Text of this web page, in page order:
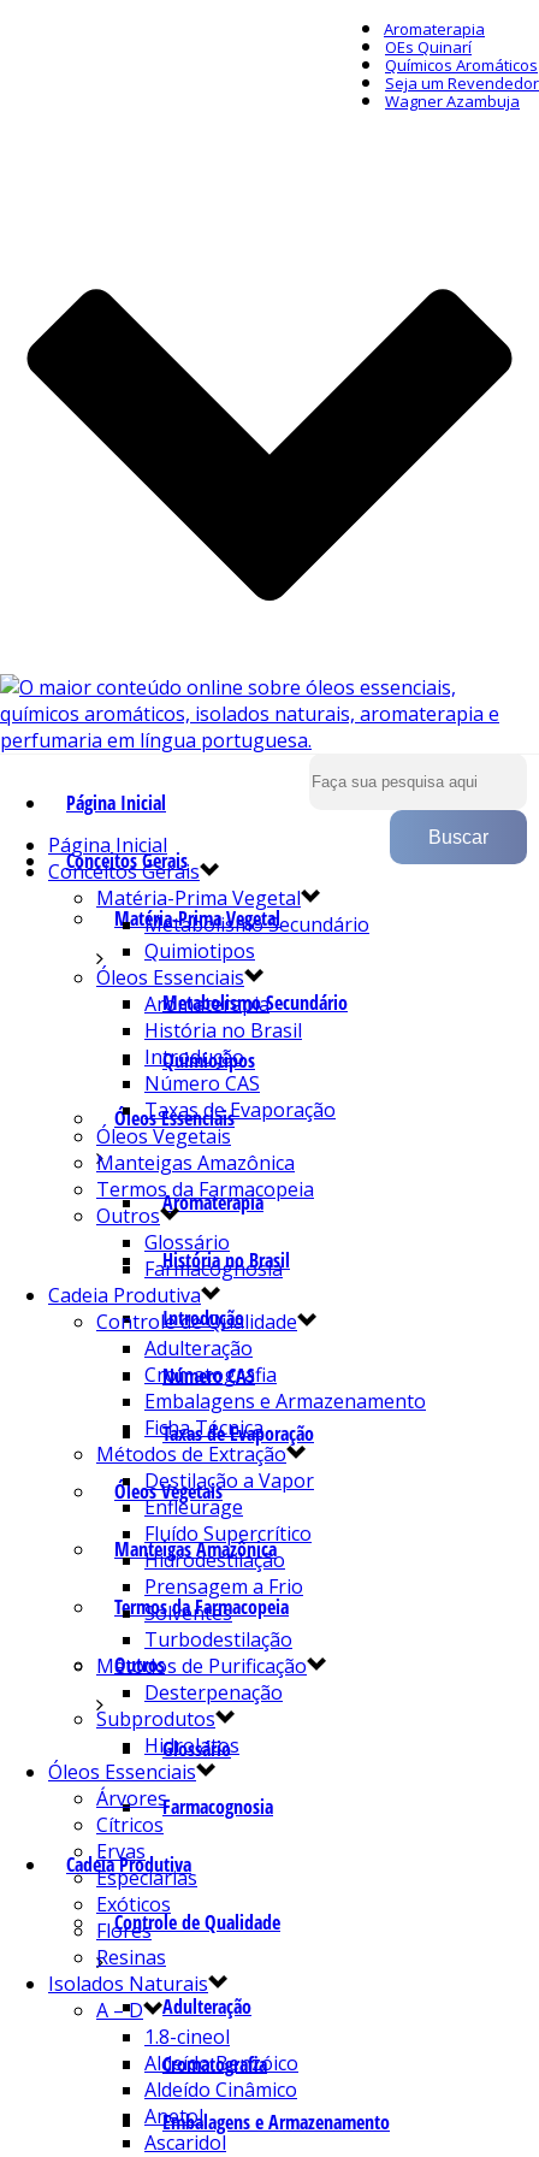
Aromaterapia
OEs Quinarí
Químicos Aromáticos
Seja um Revendedor
Wagner Azambuja
Página Inicial
Conceitos Gerais
Matéria-Prima Vegetal
Metabolismo Secundário
Quimiotipos
Óleos Essenciais
Aromaterapia
História no Brasil
Introdução
Número CAS
Taxas de Evaporação
Óleos Vegetais
Manteigas Amazônica
Termos da Farmacopeia
Outros
Glossário
Farmacognosia
Cadeia Produtiva
Controle de Qualidade
Adulteração
Cromatografia
Embalagens e Armazenamento
Página Inicial
Conceitos Gerais
Matéria-Prima Vegetal
Metabolismo Secundário
Quimiotipos
Óleos Essenciais
Aromaterapia
História no Brasil
Introdução
Número CAS
Taxas de Evaporação
Óleos Vegetais
Manteigas Amazônica
Termos da Farmacopeia
Outros
Glossário
Farmacognosia
Cadeia Produtiva
Controle de Qualidade
Adulteração
Cromatografia
Embalagens e Armazenamento
Ficha Técnica
Métodos de Extração
Destilação a Vapor
Enfleurage
Fluído Supercrítico
Hidrodestilação
Prensagem a Frio
Solventes
Turbodestilação
Métodos de Purificação
Desterpenação
Subprodutos
Hidrolatos
Óleos Essenciais
Árvores
Cítricos
Ervas
Especiarias
Exóticos
Flores
Resinas
Isolados Naturais
A – D
1.8-cineol
Aldeído Benzóico
Aldeído Cinâmico
Anetol
Ascaridol